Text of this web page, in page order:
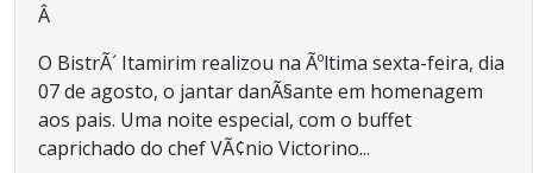
Â
O BistrÃ´ Itamirim realizou na Ãºltima sexta-feira, dia
07 de agosto, o jantar danÃ§ante em homenagem
aos pais. Uma noite especial, com o buffet
caprichado do chef VÃ¢nio Victorino...